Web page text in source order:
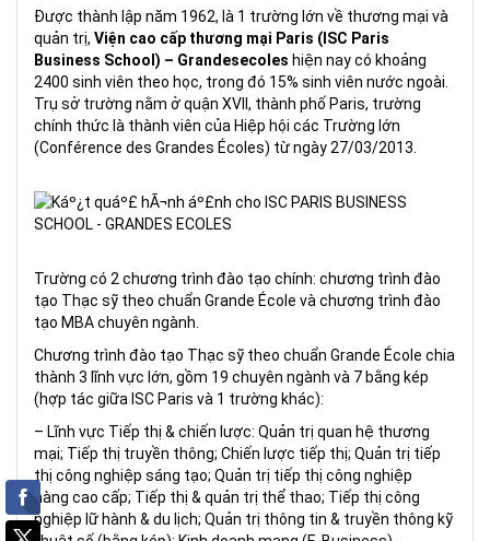
Được thành lập năm 1962, là 1 trường lớn về thương mại và
quản trị, Viện cao cấp thương mại Paris (ISC Paris
Business School) – Grandesecoles hiện nay có khoảng
2400 sinh viên theo học, trong đó 15% sinh viên nước ngoài.
Trụ sở trường nằm ở quận XVII, thành phố Paris, trường
chính thức là thành viên của Hiệp hội các Trường lớn
(Conférence des Grandes Écoles) từ ngày 27/03/2013.
Trường có 2 chương trình đào tạo chính: chương trình đào
tạo Thạc sỹ theo chuẩn Grande École và chương trình đào
tạo MBA chuyên ngành.
Chương trình đào tạo Thạc sỹ theo chuẩn Grande École chia
thành 3 lĩnh vực lớn, gồm 19 chuyên ngành và 7 bằng kép
(hợp tác giữa ISC Paris và 1 trường khác):
– Lĩnh vực Tiếp thị & chiến lược: Quản trị quan hệ thương
mại; Tiếp thị truyền thông; Chiến lược tiếp thị; Quản trị tiếp
thị công nghiệp sáng tạo; Quản trị tiếp thị công nghiệp
hàng cao cấp; Tiếp thị & quản trị thể thao; Tiếp thị công
nghiệp lữ hành & du lịch; Quản trị thông tin & truyền thông kỹ